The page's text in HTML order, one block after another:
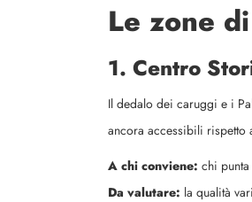
Le zone
1. Centro
Il dedalo dei caruggi e i
ancora accessibili rispetto
A chi conviene: chi
Da valutare: la qualità